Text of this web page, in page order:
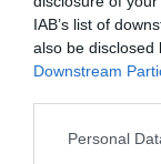
IAB’s list of
also be disclosed
Downstream
Personal